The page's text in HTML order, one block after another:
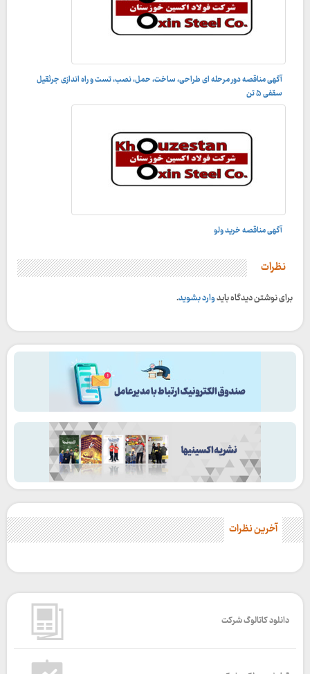
آگهی مناقصه دور مرحله ای طراحی، ساخت، حمل، نصب، تست و راه اندازى جرثقيل
سقفى ۵ تن
آگهی مناقصه خرید ولو
نظرات
برای نوشتن دیدگاه بایدوارد بشوید.
آخرین نظرات
دانلود کاتالوگ شرکت